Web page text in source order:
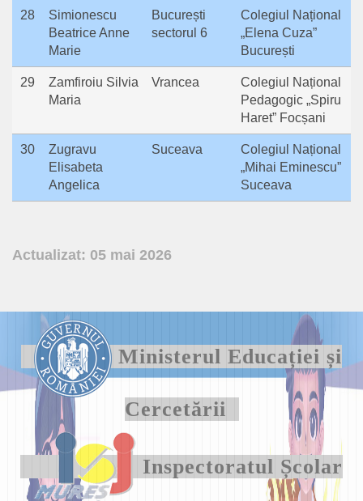
28
Simionescu
Beatrice Anne
Marie
București
sectorul 6
Colegiul Național
„Elena Cuza”
București
29
Zamfiroiu Silvia
Maria
Vrancea
Colegiul Național
Pedagogic „Spiru
Haret” Focșani
30
Zugravu
Elisabeta
Angelica
Suceava
Colegiul Național
„Mihai Eminescu”
Suceava
Actualizat: 05 mai 2026
Ministerul Educației și
Cercetării
Inspectoratul Școlar